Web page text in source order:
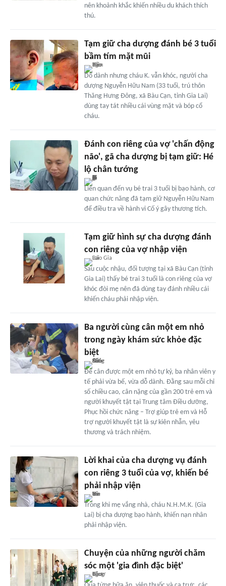
nên khoảnh khắc khiến nhiều du khách thích
thú.
Tạm giữ cha dượng đánh bé 3 tuổi
bầm tím mặt mũi
Dỗ dành nhưng cháu K. vẫn khóc, người cha
dượng Nguyễn Hữu Nam (33 tuổi, trú thôn
Thăng Hưng Đông, xã Bàu Cạn, tỉnh Gia Lai)
dùng tay tát nhiều cái vùng mặt và bóp cổ
cháu.
Đánh con riêng của vợ 'chấn động
não', gã cha dượng bị tạm giữ: Hé
lộ chân tướng
Liên quan đến vụ bé trai 3 tuổi bị bạo hành, cơ
quan chức năng đã tạm giữ Nguyễn Hữu Nam
để điều tra về hành vi Cố ý gây thương tích.
Tạm giữ hình sự cha dượng đánh
con riêng của vợ nhập viện
Sau cuộc nhậu, đối tượng tại xã Bàu Cạn (tỉnh
Gia Lai) thấy bé trai 3 tuổi là con riêng của vợ
khóc đòi mẹ nên đã dùng tay đánh nhiều cái
khiến cháu phải nhập viện.
Ba người cùng cân một em nhỏ
trong ngày khám sức khỏe đặc
biệt
Để cân được một em nhỏ tự kỷ, ba nhân viên y
tế phải vừa bế, vừa dỗ dành. Đằng sau mỗi chỉ
số chiều cao, cân nặng của gần 200 trẻ em và
người khuyết tật tại Trung tâm Điều dưỡng,
Phục hồi chức năng – Trợ giúp trẻ em và Hỗ
trợ người khuyết tật là sự kiên nhẫn, yêu
thương và trách nhiệm.
Lời khai của cha dượng vụ đánh
con riêng 3 tuổi của vợ, khiến bé
phải nhập viện
Trong khi mẹ vắng nhà, cháu N.H.M.K. (Gia
Lai) bị cha dượng bạo hành, khiến nạn nhân
phải nhập viện.
Chuyện của những người chăm
sóc một 'gia đình đặc biệt'